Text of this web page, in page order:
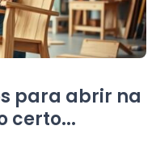
para abrir na
certo...